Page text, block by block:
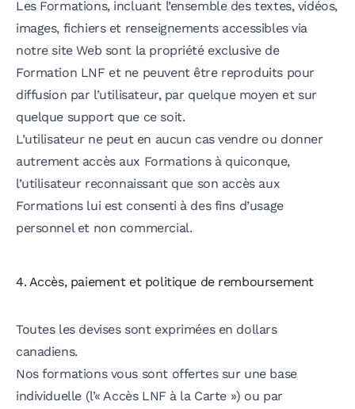
Les Formations, incluant l’ensemble des textes, vidéos,
images, fichiers et renseignements accessibles via
notre site Web sont la propriété exclusive de
Formation LNF et ne peuvent être reproduits pour
diffusion par l’utilisateur, par quelque moyen et sur
quelque support que ce soit.
L’utilisateur ne peut en aucun cas vendre ou donner
autrement accès aux Formations à quiconque,
l’utilisateur reconnaissant que son accès aux
Formations lui est consenti à des fins d’usage
personnel et non commercial.
4. Accès, paiement et politique de remboursement
Toutes les devises sont exprimées en dollars
canadiens.
Nos formations vous sont offertes sur une base
individuelle (l’« Accès LNF à la Carte ») ou par